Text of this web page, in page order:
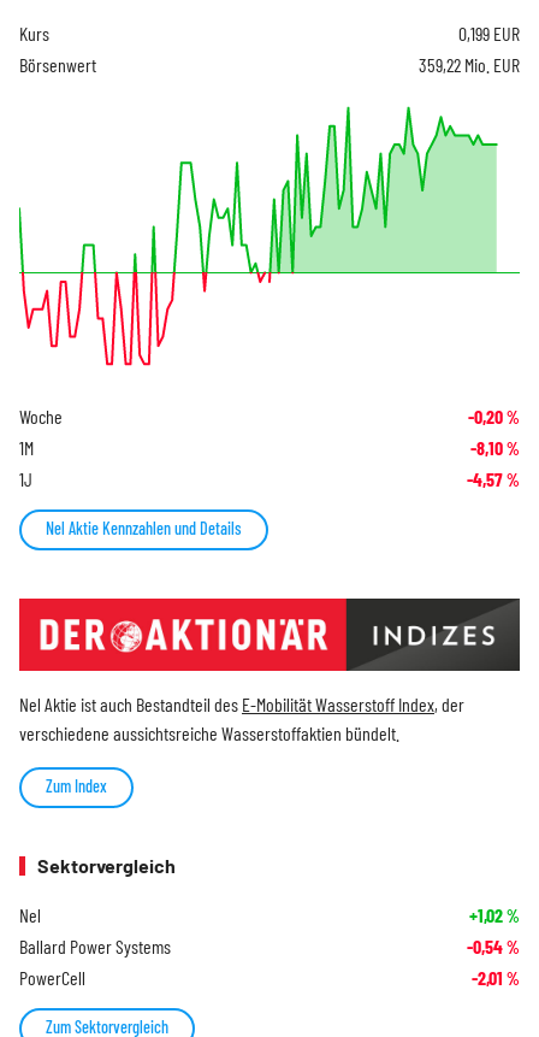
Kurs 0,199 EUR
Börsenwert
359,22 Mio. EUR
Woche -0,20%
1M -8,10%
1J -4,57%
Nel Aktie Kennzahlen und Details
Nel Aktie ist auch Bestandteil des E-Mobilität Wasserstoff Index, der
verschiedene aussichtsreiche Wasserstoffaktien bündelt.
Zum Index
Sektorvergleich
Nel +1,02%
Ballard Power Systems -0,54%
PowerCell -2,01 %
Zum Sektorvergleich